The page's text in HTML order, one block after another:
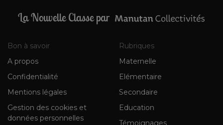
La Nouvelle Classe par
Bon à savoir
A propos
Confidentialité
Mentions légales
Gestion des cookies et
données personnelles
Rubriques
Maternelle
Elémentaire
Secondaire
Education
Témoignages